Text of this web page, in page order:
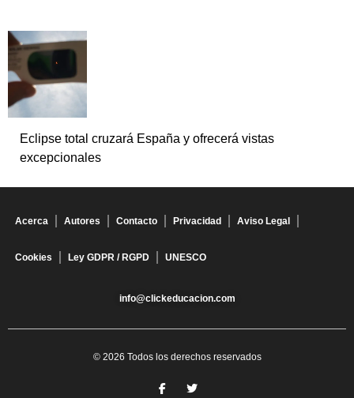
Eclipse total cruzará España y ofrecerá vistas
excepcionales
Acerca Autores Contacto Privacidad Aviso Legal
Cookies Ley GDPR / RGPD UNESCO
info@clickeducacion.com
© 2026 Todos los derechos reservados